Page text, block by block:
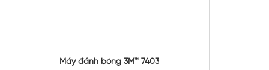
Máy đánh bóng 3M™ 7403